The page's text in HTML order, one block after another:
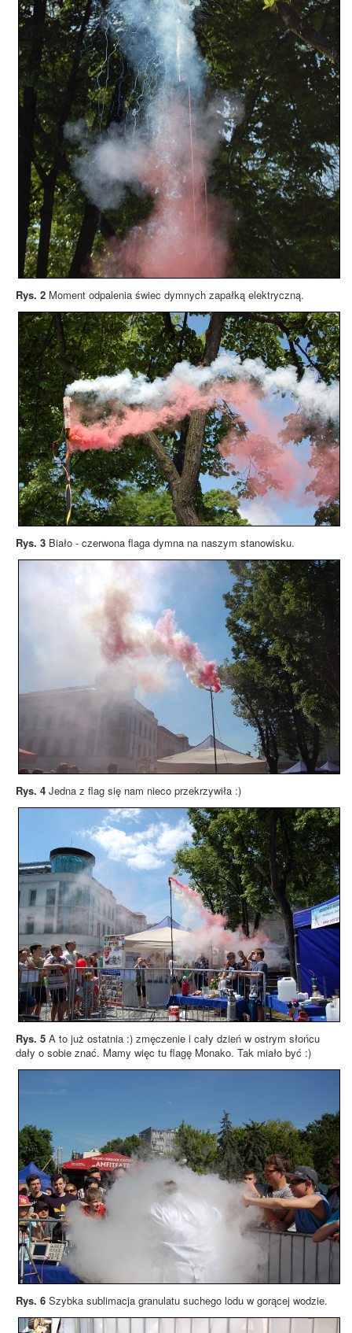
Rys. 2 Moment odpalenia świec dymnych zapałką elektryczną.
Rys. 3 Biało - czerwona flaga dymna na naszym stanowisku.
Rys. 4 Jedna z flag się nam nieco przekrzywiła :)
Rys. 5 A to już ostatnia :) zmęczenie i cały dzień w ostrym słońcu
dały o sobie znać. Mamy więc tu flagę Monako. Tak miało być :)
Rys. 6 Szybka sublimacja granulatu suchego lodu w gorącej wodzie.